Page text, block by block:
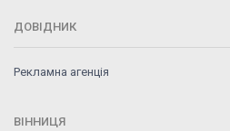
ДОВІДНИК
Рекламна агенція
ВІННИЦЯ